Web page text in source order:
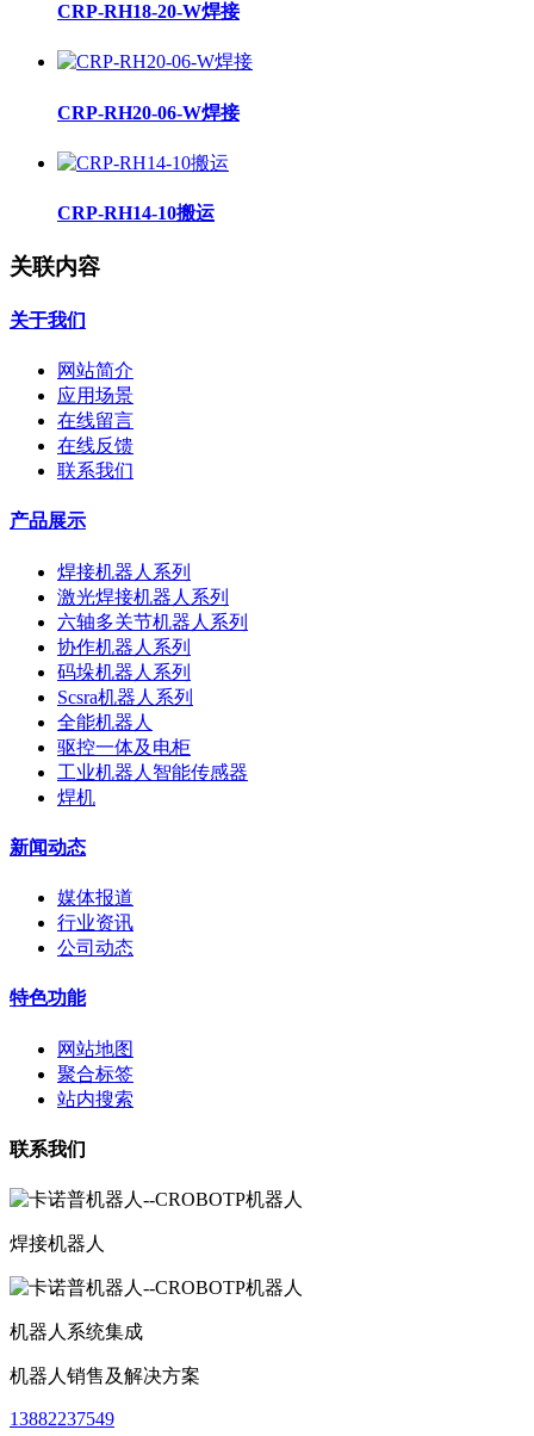
CRP-RH18-20-W焊接
CRP-RH20-06-W焊接
CRP-RH14-10搬运
关联内容
关于我们
网站简介
应用场景
在线留言
在线反馈
联系我们
产品展示
焊接机器人系列
激光焊接机器人系列
六轴多关节机器人系列
协作机器人系列
码垛机器人系列
Scsra机器人系列
全能机器人
驱控一体及电柜
工业机器人智能传感器
焊机
新闻动态
媒体报道
行业资讯
公司动态
特色功能
网站地图
聚合标签
站内搜索
联系我们
焊接机器人
机器人系统集成
机器人销售及解决方案
13882237549